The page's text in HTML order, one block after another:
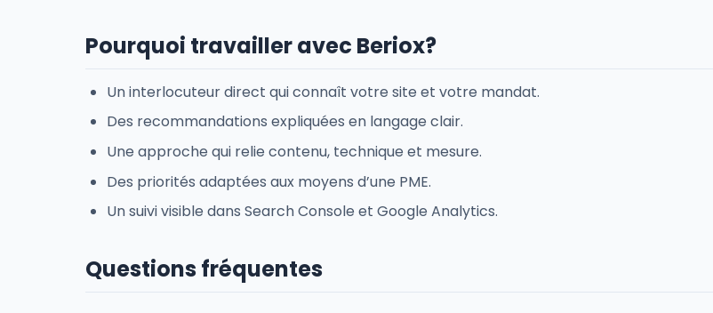
Pourquoi travailler avec Beriox?
Un interlocuteur direct qui connaît votre site et votre mandat.
Des recommandations expliquées en langage clair.
Une approche qui relie contenu, technique et mesure.
Des priorités adaptées aux moyens d’une PME.
Un suivi visible dans Search Console et Google Analytics.
Questions fréquentes